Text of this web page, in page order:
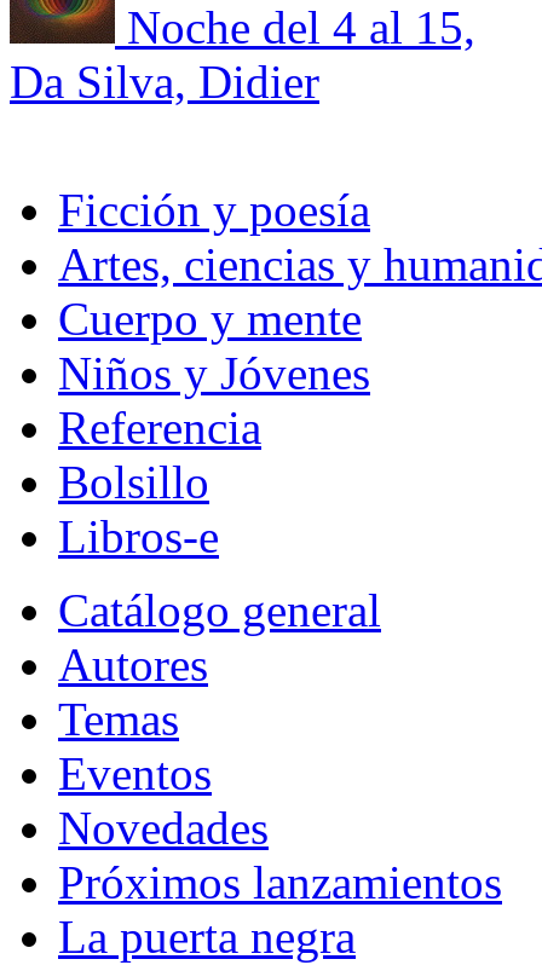
Noche del 4 al 15,
Da Silva, Didier
Ficción y poesía
Artes, ciencias y
Cuerpo y mente
Niños y Jóvenes
Referencia
Bolsillo
Libros-e
Catálogo general
Autores
Temas
Eventos
Novedades
Próximos lanzamientos
La puerta negra